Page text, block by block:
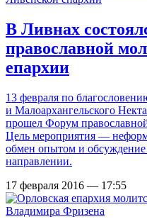
В Ливнах
православной
епархии
13 февраля по
и Малоархангельского
прошел Форум
Цель мероприятия —
обмен опытом и
направлении.
17 февраля 2016 — 17:55